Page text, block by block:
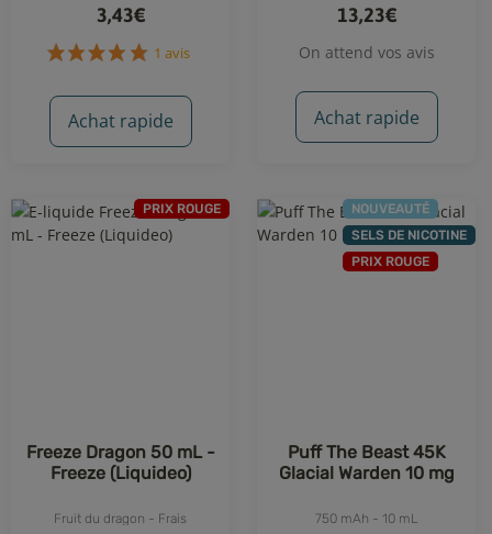
3,43€
1 avis
Achat rapide
13,23€
On attend vos avis
Achat rapide
PRIX ROUGE
Freeze Dragon 50 mL -
Freeze (Liquideo)
Fruit du dragon - Frais
NOUVEAUTÉ
SELS DE NICOTINE
PRIX ROUGE
Puff The Beast 45K
Glacial Warden 10 mg
750 mAh - 10 mL